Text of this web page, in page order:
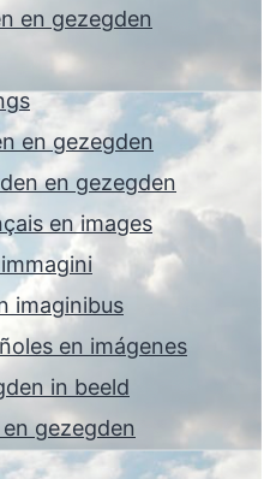
en gezegden
en gezegden
en gezegden
en images
imaginibus
en imágenes
in beeld
gezegden